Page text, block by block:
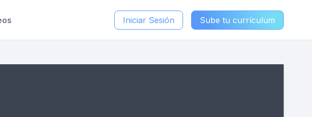
Iniciar Sesión Sube tu currículum